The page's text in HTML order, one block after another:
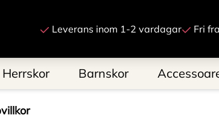
Leverans inom 1-2 vardagar
Fri
Herrskor Barnskor